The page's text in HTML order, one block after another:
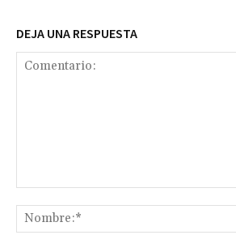
DEJA UNA RESPUESTA